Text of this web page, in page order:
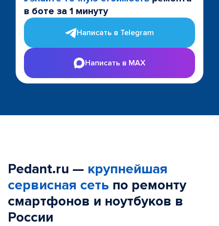
в боте за 1 минуту
Написать в Telegram
Написать в MAX
Pedant.ru — крупнейшая
сервисная сеть по ремонту
смартфонов и ноутбуков в
России